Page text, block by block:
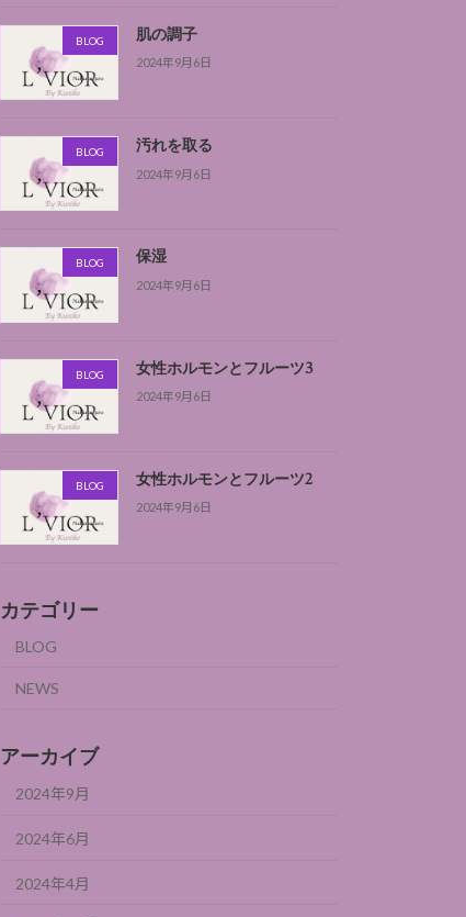
BLOG 肌の調子
2024年9月6日
BLOG 汚れを取る
2024年9月6日
BLOG 保湿
2024年9月6日
BLOG 女性ホルモンとフルーツ3
2024年9月6日
BLOG 女性ホルモンとフルーツ2
2024年9月6日
カテゴリー
BLOG
NEWS
アーカイブ
2024年9月
2024年6月
2024年4月